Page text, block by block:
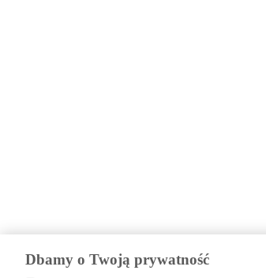
Dbamy o Twoją prywatność